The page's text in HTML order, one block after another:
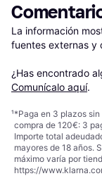
La información
fuentes externas y
¿Has encontrado
Comunícalo aquí.
¹*Paga en 3 plazos
compra de 120€: 3
Importe total
mayores de 18 años.
máximo varía por
https://